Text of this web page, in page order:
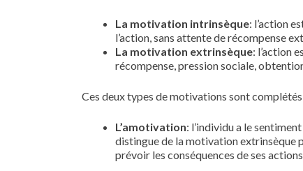
La motivation intrinsèque: l’action
l’action, sans attente de récompense
La motivation extrinsèque: l’action
récompense, pression sociale,
Ces deux types de motivations sont
L’amotivation: l’individu a le
distingue de la motivation extrinsèque
prévoir les conséquences de ses